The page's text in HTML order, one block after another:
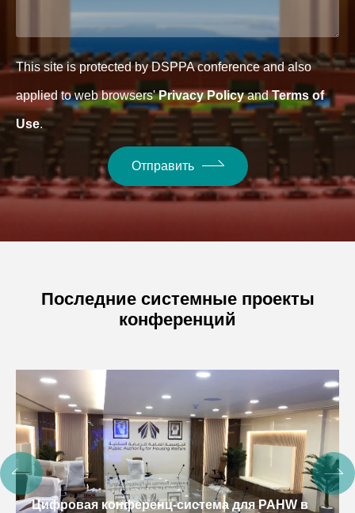
This site is protected by DSPPA conference and also
applied to web browsers'Privacy PolicyandTerms of
Use.
Отправить
Последние системные проекты
конференций
Цифровая конференц-система для PAHW в